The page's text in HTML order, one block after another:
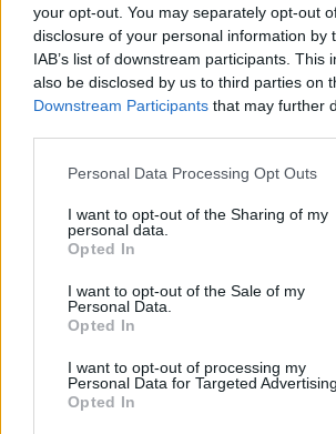
your opt-out. You may separately opt-out
disclosure of your personal information by
IAB’s list of downstream participants. This
also be disclosed by us to third parties on
Downstream Participants that may further
Personal Data Processing Opt Outs
I want to opt-out of the Sharing of my
personal data.
Opted In
I want to opt-out of the Sale of my
Personal Data.
Opted In
I want to opt-out of processing my
Personal Data for Targeted Advertising.
Opted In
Komentaras
Sutinku sutaisyklėmis
This site is
reCAPTCHA
Serviceapply.